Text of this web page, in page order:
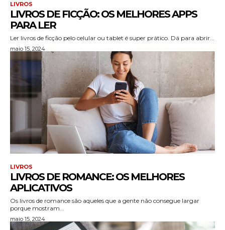
LIVROS
LIVROS DE FICÇÃO: OS MELHORES APPS
PARA LER
Ler livros de ficção pelo celular ou tablet é super prático. Dá para abrir...
maio 15, 2024
LIVROS
LIVROS DE ROMANCE: OS MELHORES
APLICATIVOS
Os livros de romance são aqueles que a gente não consegue largar
porque mostram...
maio 15, 2024